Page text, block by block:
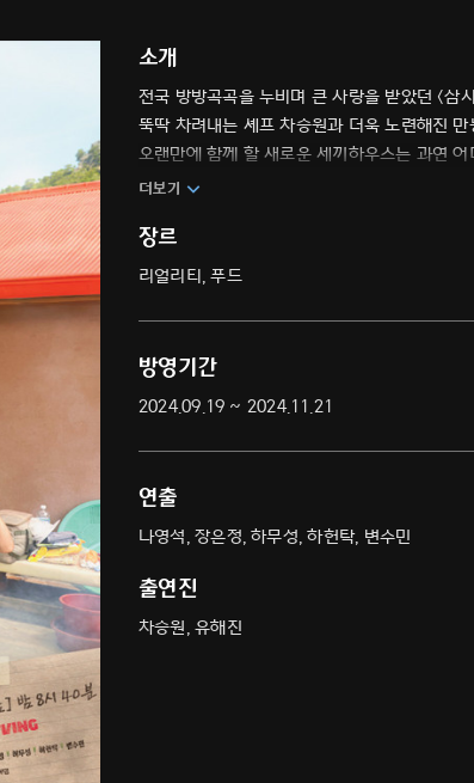
소개
전국 방방곡곡을 누비며 큰 사랑을 받았던 <삼
뚝딱 차려내는 셰프 차승원과 더욱 노련해진
오랜만에 함께 할 새로운 세끼하우스는 과연
더보기
장르
리얼리티, 푸드
방영기간
2024.09.19 ~ 2024.11.21
연출
나영석, 장은정, 하무성, 하헌탁, 변수민
출연진
차승원, 유해진